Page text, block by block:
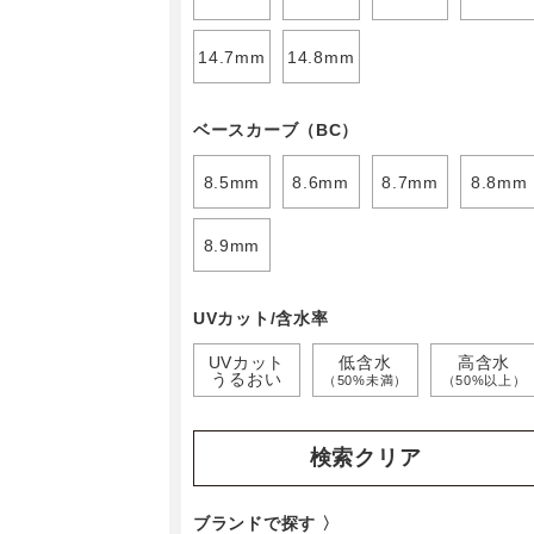
14.7mm 14.8mm
ベースカーブ（BC）
8.5mm 8.6mm 8.7mm 8.8mm
8.9mm
UVカット/含水率
UVカット
うるおい
低含水
（50%未満）
高含水
（50%以上）
検索クリア
ブランドで探す 〉